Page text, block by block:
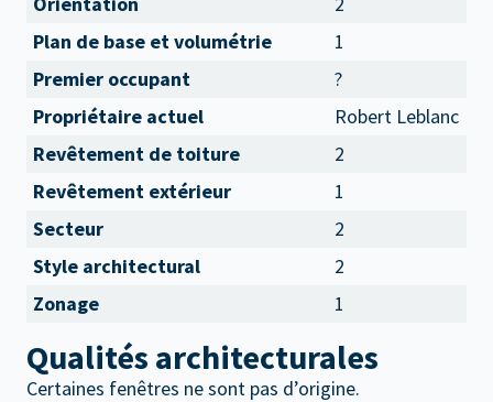
Plan de base et volumétrie
1
Premier occupant
?
Propriétaire actuel
Robert Leblanc
Revêtement de toiture
2
Revêtement extérieur
1
Secteur
2
Style architectural
2
Zonage
1
Qualités architecturales
Certaines fenêtres ne sont pas d’origine.